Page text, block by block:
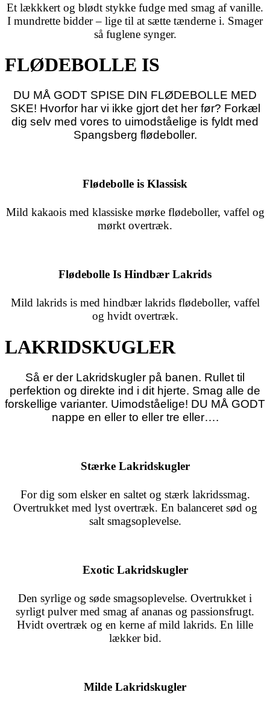
Et lækkkert og blødt stykke fudge med smag af vanille.
I mundrette bidder – lige til at sætte tænderne i. Smager
så fuglene synger.
FLØDEBOLLE IS
DU MÅ GODT SPISE DIN FLØDEBOLLE MED
SKE! Hvorfor har vi ikke gjort det her før? Forkæl
dig selv med vores to uimodståelige is fyldt med
Spangsberg flødeboller.
Flødebolle is Klassisk
Mild kakaois med klassiske mørke flødeboller, vaffel og
mørkt overtræk.
Flødebolle Is Hindbær Lakrids
Mild lakrids is med hindbær lakrids flødeboller, vaffel
og hvidt overtræk.
LAKRIDSKUGLER
Så er der Lakridskugler på banen. Rullet til
perfektion og direkte ind i dit hjerte. Smag alle de
forskellige varianter. Uimodståelige! DU MÅ GODT
nappe en eller to eller tre eller….
Stærke Lakridskugler
For dig som elsker en saltet og stærk lakridssmag.
Overtrukket med lyst overtræk. En balanceret sød og
salt smagsoplevelse.
Exotic Lakridskugler
Den syrlige og søde smagsoplevelse. Overtrukket i
syrligt pulver med smag af ananas og passionsfrugt.
Hvidt overtræk og en kerne af mild lakrids. En lille
lækker bid.
Milde Lakridskugler